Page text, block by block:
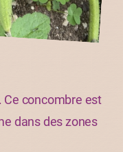
Ce concombre est
dans des zones